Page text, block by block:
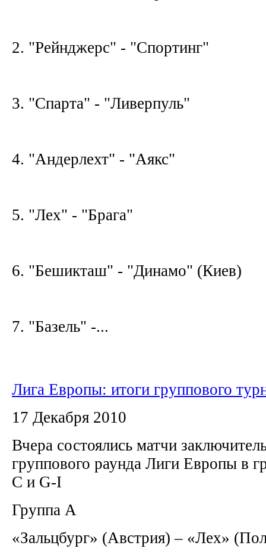
2. "Рейнджерс" - "Спортинг"
3. "Спарта" - "Ливерпуль"
4. "Андерлехт" - "Аякс"
5. "Лех" - "Брага"
6. "Бешикташ" - "Динамо" (Киев)
7. "Базель" -...
Лига Европы: итоги группового
17 Декабря 2010
Вчера состоялись матчи
группового раунда Лиги Европы в
С и G-I
Группа A
«Зальцбург» (Австрия) – «Лех»